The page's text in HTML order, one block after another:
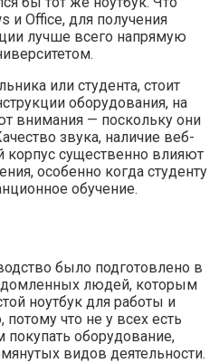
и Office, для получения
лучше всего напрямую
или студента, стоит
оборудования, на
внимания — поскольку они
звука, наличие веб-
существенно влияют
особенно когда студенту
обучение.
было подготовлено в
людей, которым
ноутбук для работы и
что не у всех есть
покупать оборудование,
видов деятельности.